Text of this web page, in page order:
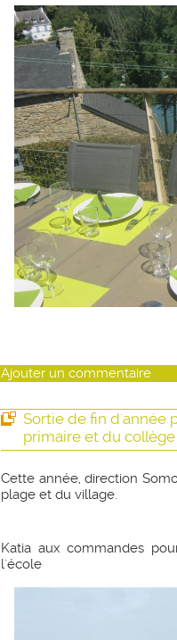
Ajouter un commentaire
Sortie de fin d'année
primaire et du collège
Cette année, direction
plage et du village.
Katia aux commandes
l'école